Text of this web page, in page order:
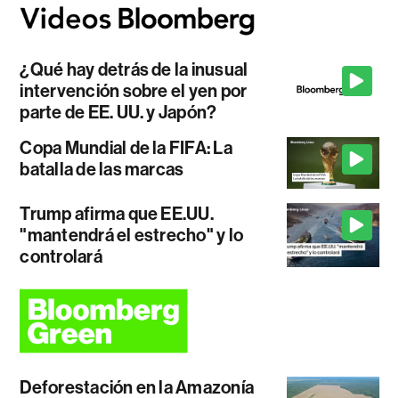
¿Qué hay detrás de la inusual
intervención sobre el yen por
parte de EE. UU. y Japón?
Copa Mundial de la FIFA: La
batalla de las marcas
Trump afirma que EE.UU.
"mantendrá el estrecho" y lo
controlará
Deforestación en la Amazonía